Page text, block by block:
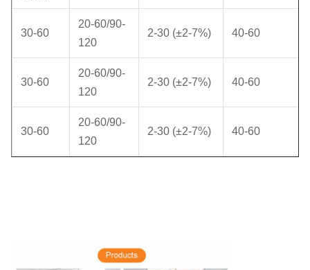
30-60
20-60/90-
120
2-30 (±2-7%) 40-60
30-60
20-60/90-
120
2-30 (±2-7%) 40-60
30-60
20-60/90-
120
2-30 (±2-7%) 40-60